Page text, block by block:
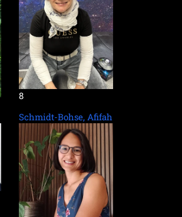
8
Schmidt-Bohse, Afifah